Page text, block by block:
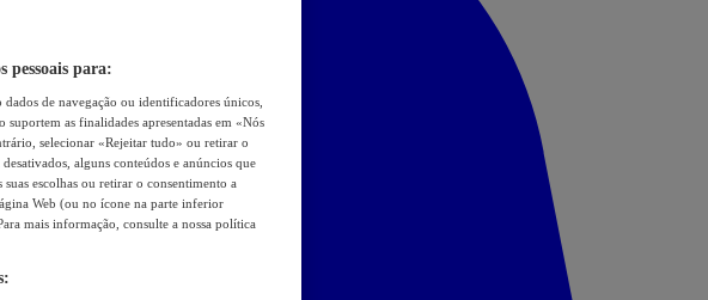
pessoais para:
dados de navegação ou identificadores únicos,
as finalidades apresentadas em «Nós
selecionar «Rejeitar tudo» ou retirar o
alguns conteúdos e anúncios que
escolhas ou retirar o consentimento a
Web (ou no ícone na parte inferior
mais informação, consulte a nossa política